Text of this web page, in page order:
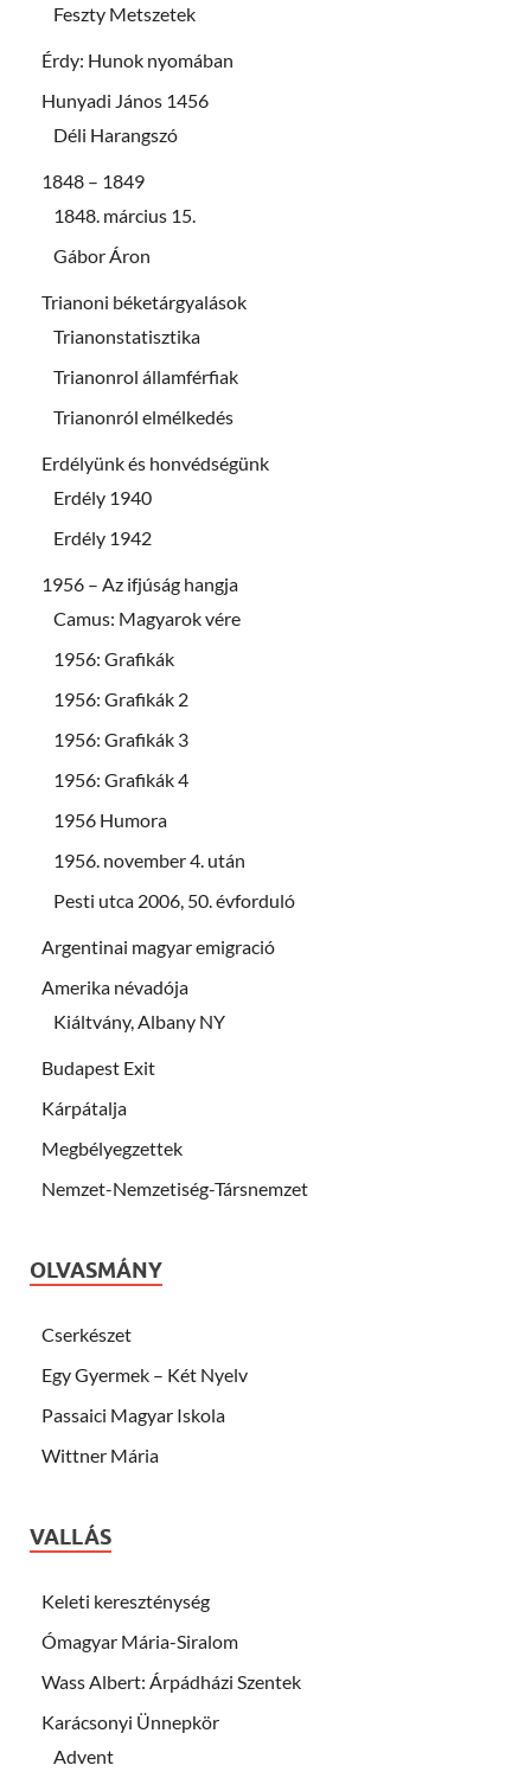
Feszty Metszetek
Érdy: Hunok nyomában
Hunyadi János 1456
Déli Harangszó
1848 – 1849
1848. március 15.
Gábor Áron
Trianoni béketárgyalások
Trianonstatisztika
Trianonrol államférfiak
Trianonról elmélkedés
Erdélyünk és honvédségünk
Erdély 1940
Erdély 1942
1956 – Az ifjúság hangja
Camus: Magyarok vére
1956: Grafikák
1956: Grafikák 2
1956: Grafikák 3
1956: Grafikák 4
1956 Humora
1956. november 4. után
Pesti utca 2006, 50. évforduló
Argentinai magyar emigració
Amerika névadója
Kiáltvány, Albany NY
Budapest Exit
Kárpátalja
Megbélyegzettek
Nemzet-Nemzetiség-Társnemzet
OLVASMÁNY
Cserkészet
Egy Gyermek – Két Nyelv
Passaici Magyar Iskola
Wittner Mária
VALLÁS
Keleti kereszténység
Ómagyar Mária-Siralom
Wass Albert: Árpádházi Szentek
Karácsonyi Ünnepkör
Advent